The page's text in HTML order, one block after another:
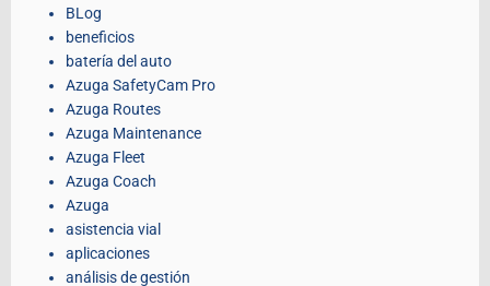
BLog
beneficios
batería del auto
Azuga SafetyCam Pro
Azuga Routes
Azuga Maintenance
Azuga Fleet
Azuga Coach
Azuga
asistencia vial
aplicaciones
análisis de gestión